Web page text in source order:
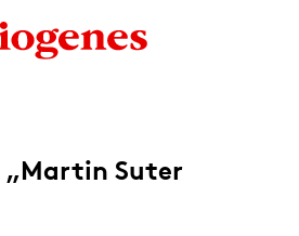
„Martin Suter